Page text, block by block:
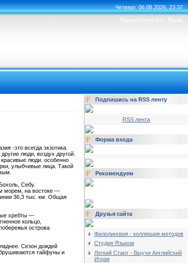
Четверг, 06.08.2026, 23:37
Приветствую Вас Гость
-это всегда экзотика.
люди, воздух другой.
люди. особенно
улыбчивые лица. Такой
Себу.
морем, на востоке —
36,3 тыс. км. Общая
хребты —
кольцо,
острова
Сезон дождей
тайфуны и
Подпишись на RSS ленту
RSS лента
Форма входа
Рекомендуем
Друзья сайта
Филолингвия - коллекция методов
Студия Языков
Легкий Старт - Выучи Английский
Играя